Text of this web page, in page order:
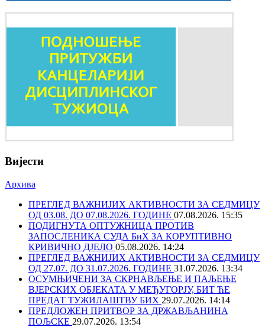
Вијести
Архива
ПРЕГЛЕД ВАЖНИЈИХ АКТИВНОСТИ ЗА СЕДМИЦУ
ОД 03.08. ДО 07.08.2026. ГОДИНЕ 07.08.2026. 15:35
ПОДИГНУТА ОПТУЖНИЦА ПРОТИВ
ЗАПОСЛЕНИКА СУДА БиХ ЗА КОРУПТИВНО
КРИВИЧНО ДЈЕЛО 05.08.2026. 14:24
ПРЕГЛЕД ВАЖНИЈИХ АКТИВНОСТИ ЗА СЕДМИЦУ
ОД 27.07. ДО 31.07.2026. ГОДИНЕ 31.07.2026. 13:34
ОСУМЊИЧЕНИ ЗА СКРНАВЉЕЊЕ И ПАЉЕЊЕ
ВЈЕРСКИХ ОБЈЕКАТА У МЕЂУГОРЈУ, БИТ ЋЕ
ПРЕДАТ ТУЖИЛАШТВУ БИХ 29.07.2026. 14:14
ПРЕДЛОЖЕН ПРИТВОР ЗА ДРЖАВЉАНИНА
ПОЉСКЕ 29.07.2026. 13:54